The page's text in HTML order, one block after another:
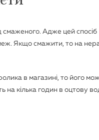
смаженого. Адже цей спосіб
Якщо смажити, то на
в магазині, то його
на кілька годин в оцтову